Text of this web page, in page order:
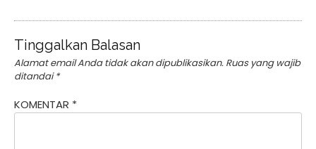
Tinggalkan Balasan
Alamat email Anda tidak akan dipublikasikan. Ruas yang wajib
ditandai*
KOMENTAR *